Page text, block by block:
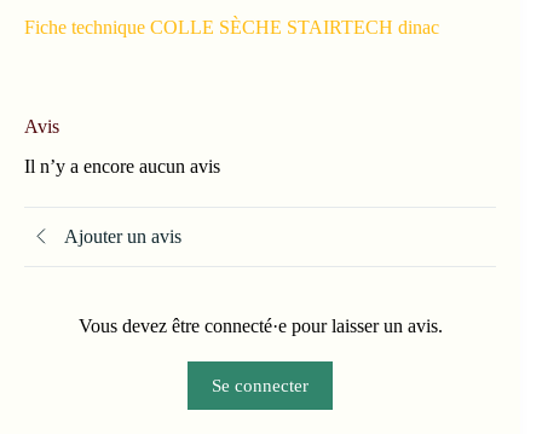
Fiche technique COLLE SÈCHE STAIRTECH dinac
Avis
Il n’y a encore aucun avis
Ajouter un avis
Vous devez être connecté·e pour laisser un avis.
Se connecter